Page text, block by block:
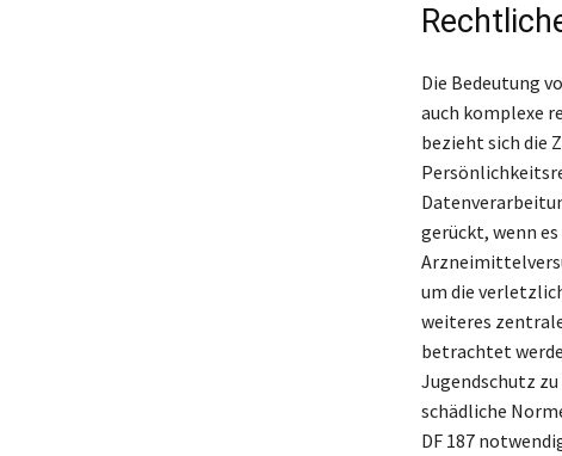
Die Bedeutung
auch komplexe
bezieht sich die
gerückt, wenn
um die
weiteres
betrachtet
Jugendschutz
schädliche
DF 187